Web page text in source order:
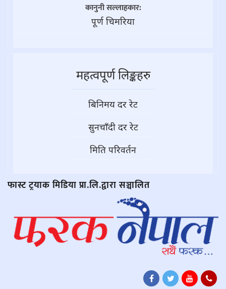
कानुनी सल्लाहकार:
पूर्ण चिमरिया
महत्वपूर्ण लिङ्कहरु
बिनिमय दर रेट
सुनचाँदी दर रेट
मिति परिवर्तन
फास्ट ट्रयाक मिडिया प्रा.लि.द्वारा सञ्चालित